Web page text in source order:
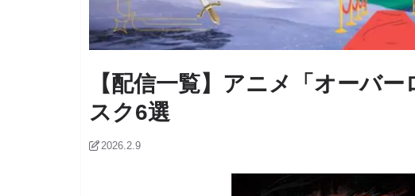
【配信一覧】アニメ「オーバ
スク6選
2026.2.9